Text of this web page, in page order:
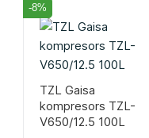
-8%
TZL Gaisa
kompresors TZL-
V650/12.5 100L